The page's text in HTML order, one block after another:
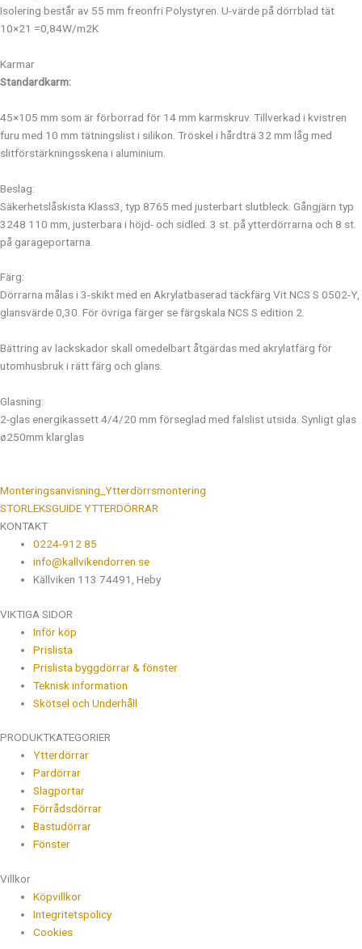
Isolering består av 55 mm freonfri Polystyren. U-värde på dörrblad tät
10×21 =0,84W/m2K
Karmar
Standardkarm:
45×105 mm som är förborrad för 14 mm karmskruv. Tillverkad i kvistren
furu med 10 mm tätningslist i silikon. Tröskel i hårdträ 32 mm låg med
slitförstärkningsskena i aluminium.
Beslag:
Säkerhetslåskista Klass3, typ 8765 med justerbart slutbleck. Gångjärn typ
3248 110 mm, justerbara i höjd- och sidled. 3 st. på ytterdörrarna och 8 st.
på garageportarna.
Färg:
Dörrarna målas i 3-skikt med en Akrylatbaserad täckfärg Vit NCS S 0502-Y,
glansvärde 0,30. För övriga färger se färgskala NCS S edition 2.
Bättring av lackskador skall omedelbart åtgärdas med akrylatfärg för
utomhusbruk i rätt färg och glans.
Glasning:
2-glas energikassett 4/4/20 mm förseglad med falslist utsida. Synligt glas
ø250mm klarglas
Monteringsanvisning_Ytterdörrsmontering
STORLEKSGUIDE YTTERDÖRRAR
KONTAKT
0224-912 85
info@kallvikendorren.se
Källviken 113 74491, Heby
VIKTIGA SIDOR
Inför köp
Prislista
Prislista byggdörrar & fönster
Teknisk information
Skötsel och Underhåll
PRODUKTKATEGORIER
Ytterdörrar
Pardörrar
Slagportar
Förrådsdörrar
Bastudörrar
Fönster
Villkor
Köpvillkor
Integritetspolicy
Cookies